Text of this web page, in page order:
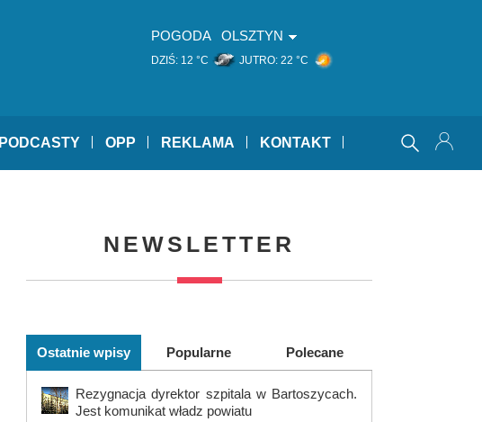
POGODA OLSZTYN
DZIŚ: 12 °C JUTRO: 22 °C
PODCASTY OPP REKLAMA KONTAKT
NEWSLETTER
Ostatnie wpisy Popularne Polecane
Rezygnacja dyrektor szpitala w Bartoszycach.
Jest komunikat władz powiatu